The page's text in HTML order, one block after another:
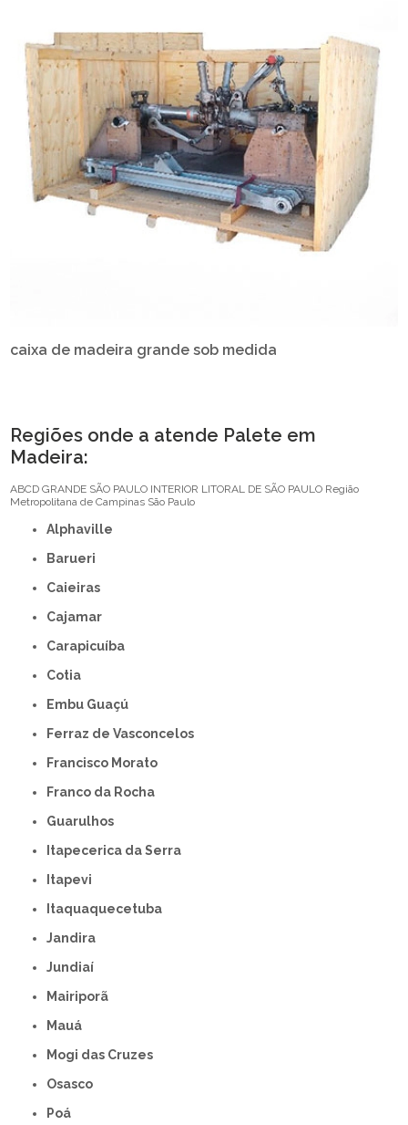
caixa de madeira grande sob medida
Regiões onde a atende Palete em
Madeira:
ABCD GRANDE SÃO PAULO INTERIOR LITORAL DE SÃO PAULO Região
Metropolitana de Campinas São Paulo
Alphaville
Barueri
Caieiras
Cajamar
Carapicuíba
Cotia
Embu Guaçú
Ferraz de Vasconcelos
Francisco Morato
Franco da Rocha
Guarulhos
Itapecerica da Serra
Itapevi
Itaquaquecetuba
Jandira
Jundiaí
Mairiporã
Mauá
Mogi das Cruzes
Osasco
Poá